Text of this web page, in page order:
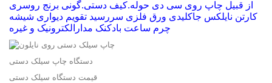
از قبیل چاپ روی سی دی حوله.کیف دستی.گونی برنج روسری
کارتن نایلکس جاکلیدی ورق فلزی سررسید تقویم دیواری شیشه
چرم ساعت بادکنک مدارالکترونیک و غیره
دستگاه چاپ سیلک دستی
قیمت دستگاه سیلک دستی